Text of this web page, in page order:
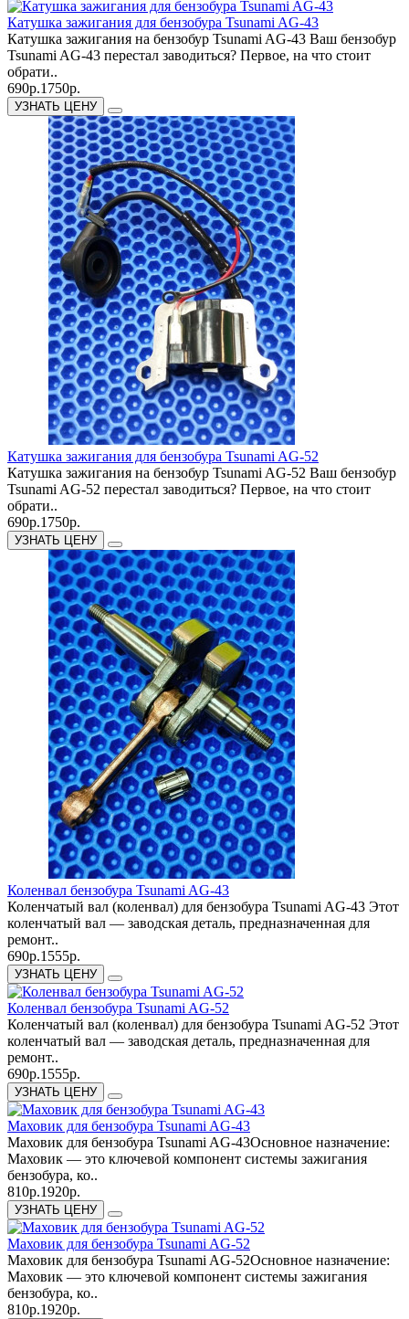
Катушка зажигания для бензобура Tsunami AG-43
Катушка зажигания на бензобур Tsunami AG-43 Ваш бензобур
Tsunami AG-43 перестал заводиться? Первое, на что стоит
обрати..
690р.1750р.
УЗНАТЬ ЦЕНУ
Катушка зажигания для бензобура Tsunami AG-52
Катушка зажигания на бензобур Tsunami AG-52 Ваш бензобур
Tsunami AG-52 перестал заводиться? Первое, на что стоит
обрати..
690р.1750р.
УЗНАТЬ ЦЕНУ
Коленвал бензобура Tsunami AG-43
Коленчатый вал (коленвал) для бензобура Tsunami AG-43 Этот
коленчатый вал — заводская деталь, предназначенная для
ремонт..
690р.1555р.
УЗНАТЬ ЦЕНУ
Коленвал бензобура Tsunami AG-52
Коленчатый вал (коленвал) для бензобура Tsunami AG-52 Этот
коленчатый вал — заводская деталь, предназначенная для
ремонт..
690р.1555р.
УЗНАТЬ ЦЕНУ
Маховик для бензобура Tsunami AG-43
Маховик для бензобура Tsunami AG-43Основное назначение:
Маховик — это ключевой компонент системы зажигания
бензобура, ко..
810р.1920р.
УЗНАТЬ ЦЕНУ
Маховик для бензобура Tsunami AG-52
Маховик для бензобура Tsunami AG-52Основное назначение:
Маховик — это ключевой компонент системы зажигания
бензобура, ко..
810р.1920р.